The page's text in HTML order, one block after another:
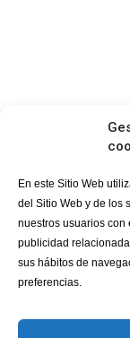
En este Sitio Web
del Sitio Web y de los
nuestros usuarios con
publicidad
sus hábitos de
preferencias.